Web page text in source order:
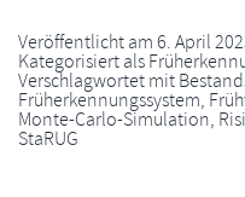
Veröffentlicht am6. April
Kategorisiert als
Verschlagwortet mit
Früherkennungssystem,
Monte-Carlo-Simulation,
StaRUG